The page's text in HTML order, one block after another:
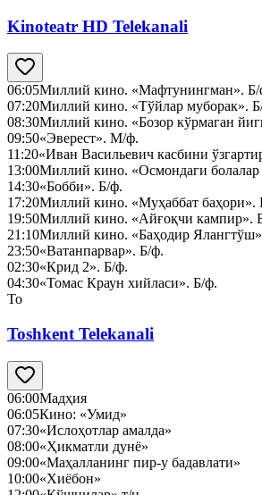
Kinoteatr HD Telekanali
06:05Миллий кино. «Мафтунингман». Б/
07:20Миллий кино. «Тўйлар муборак».
08:30Миллий кино. «Бозор кўрмаган
09:50«Эверест». М/ф.
11:20«Иван Васильевич касбини
13:00Миллий кино. «Осмондаги болалар
14:30«Бобби». Б/ф.
17:20Миллий кино. «Муҳаббат баҳори».
19:50Миллий кино. «Айғоқчи кампир».
21:10Миллий кино. «Баҳодир
23:50«Ватанпарвар». Б/ф.
02:30«Крид 2». Б/ф.
04:30«Томас Краун хийласи». Б/ф.
To
Toshkent Telekanali
06:00Мадҳия
06:05Кино: «Умид»
07:30«Ислоҳотлар амалда»
08:00«Ҳикматли дунё»
09:00«Маҳалланинг пир-у бадавлати»
10:00«Хиёбон»